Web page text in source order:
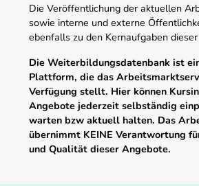
Die Veröffentlichung der aktuellen
sowie interne und externe
ebenfalls zu den Kernaufgaben
Die Weiterbildungsdatenbank ist
Plattform, die das
Verfügung stellt. Hier können
Angebote jederzeit selbständig
warten bzw aktuell halten. Das
übernimmt KEINE Verantwortung
und Qualität dieser Angebote.